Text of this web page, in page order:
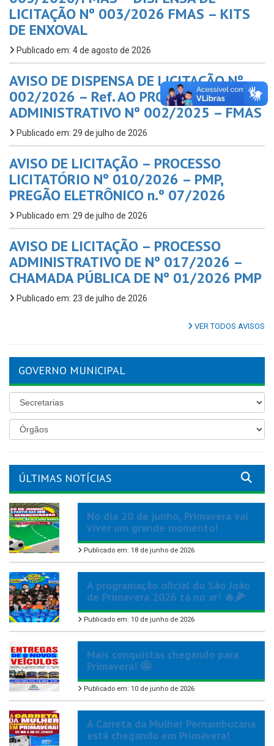
LICITAÇÃO Nº 003/2026 FMAS – KITS
DE ENXOVAL
Publicado em: 4 de agosto de 2026
AVISO DE DISPENSA DE LICITAÇÃO Nº
002/2026 – Ref. AO PROC.
ADMINISTRATIVO Nº 002/2025 – FMAS
Publicado em: 29 de julho de 2026
AVISO DE LICITAÇÃO – PROCESSO
LICITATÓRIO Nº 010/2026 – PMP,
PREGÃO ELETRÔNICO n.º 07/2026
Publicado em: 29 de julho de 2026
AVISO DE LICITAÇÃO – PROCESSO
ADMINISTRATIVO DE Nº 017/2026 –
CHAMADA PÚBLICA DE Nº 01/2026 PMP
Publicado em: 23 de julho de 2026
VER TODOS AVISOS
GOVERNO MUNICIPAL
ÚLTIMAS NOTÍCIAS
No dia 20 de junho, Primavera vai
viver um grande momento!
Publicado em: 18 de junho de 2026
A programação oficial do São João
de Primavera 2026 tá no ar! 🔥🌽
Publicado em: 10 de junho de 2026
Mais conquistas chegando para
Primavera! 🤩
Publicado em: 10 de junho de 2026
A Carreta da Mulher Pernambucana
está chegando em Primavera!